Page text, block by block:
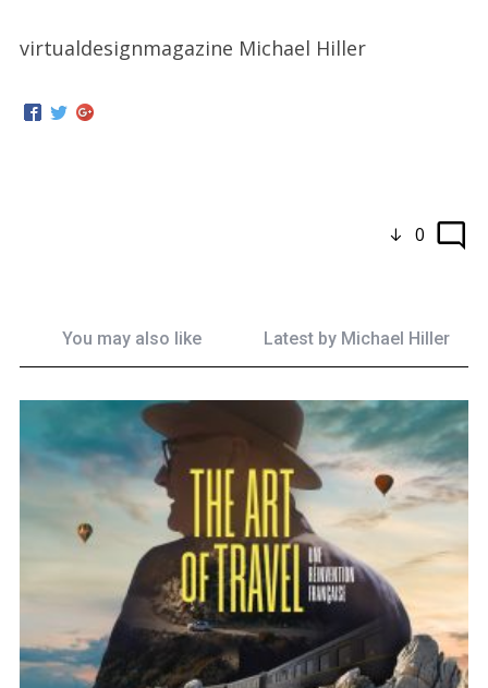
virtualdesignmagazine Michael Hiller
0
You may also like Latest by Michael Hiller